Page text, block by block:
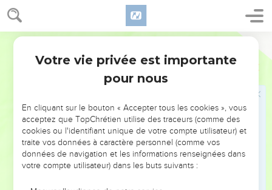
1 Timothée Introduction
l’Eglise et à leurs assistants. Au chapitre 4, il recommande
personnellement à Timothée l’attachement à Dieu et le
ministère de l’enseignement. Cet enseignement est
mensonges » prêchent des « récits absurdes et contraires à
Dans la deuxième partie, Paul donne des conseils relatifs
aux diverses catégories de personnes qui composent la
communauté : les veuves (5.3-16), les responsables (5.17-25),
les maîtres et les esclaves (6.1-2), les riches (6.17-19).
Votre vie privée est importante
pour nous
En cliquant sur le bouton « Accepter tous les cookies », vous
acceptez que TopChrétien utilise des traceurs (comme des
cookies ou l'identifiant unique de votre compte utilisateur) et
traite vos données à caractère personnel (comme vos
données de navigation et les informations renseignées dans
votre compte utilisateur) dans les buts suivants :